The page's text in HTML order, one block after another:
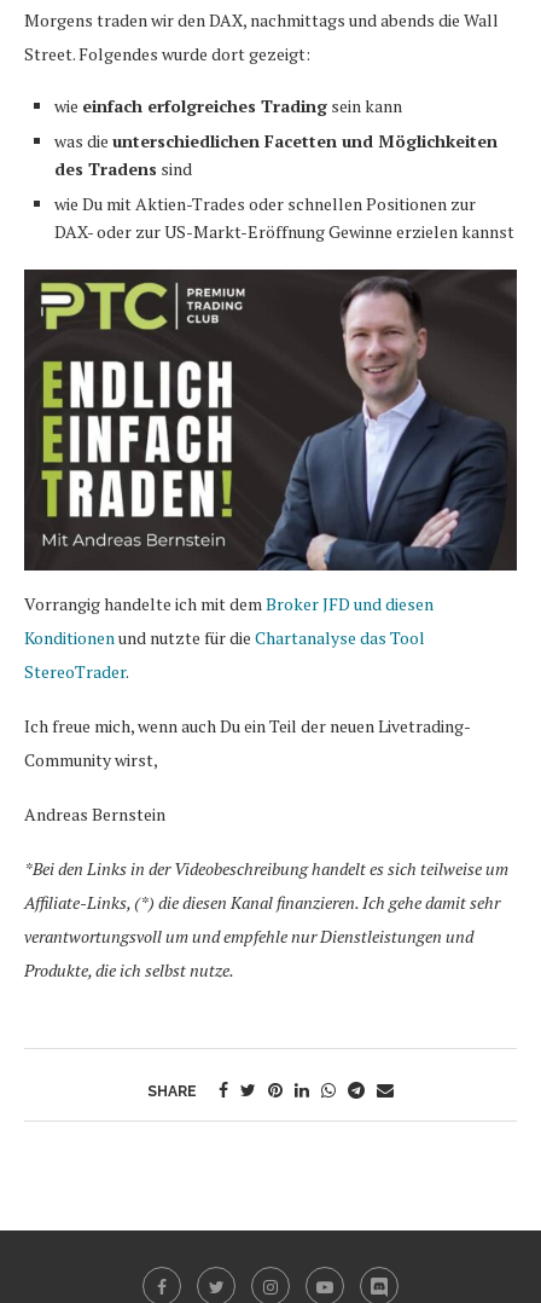
Morgens traden wir den DAX, nachmittags und abends die Wall
Street. Folgendes wurde dort gezeigt:
wie einfach erfolgreiches Trading sein kann
was die unterschiedlichen Facetten und Möglichkeiten
des Tradens sind
wie Du mit Aktien-Trades oder schnellen Positionen zur
DAX- oder zur US-Markt-Eröffnung Gewinne erzielen kannst
Vorrangig handelte ich mit demBroker JFD und diesen
Konditionenund nutzte für die Chartanalyse das Tool
StereoTrader.
Ich freue mich, wenn auch Du ein Teil der neuen Livetrading-
Community wirst,
Andreas Bernstein
*Bei den Links in der Videobeschreibung handelt es sich teilweise um
Affiliate-Links, (*) die diesen Kanal finanzieren. Ich gehe damit sehr
verantwortungsvoll um und empfehle nur Dienstleistungen und
Produkte, die ich selbst nutze.
SHARE